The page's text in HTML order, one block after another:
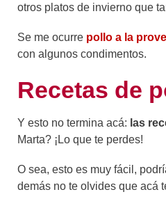
otros platos de invierno que
Se me ocurre pollo a la
con algunos condimentos.
Recetas de
Y esto no termina acá: las
Marta? ¡Lo que te perdes!
O sea, esto es muy fácil,
demás no te olvides que acá